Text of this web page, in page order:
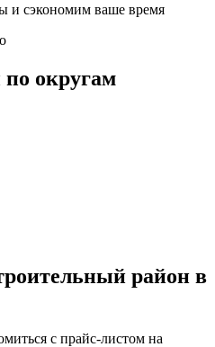
и сэкономим ваше время
округам
район в
с прайс-листом на